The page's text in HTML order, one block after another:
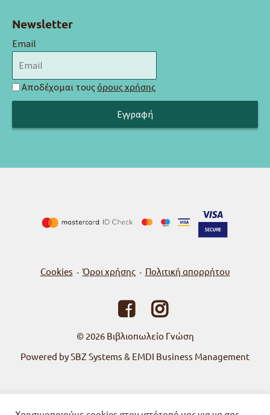
Newsletter
Email
Αποδέχομαι τους όρους χρήσης
Cookies - Όροι χρήσης - Πολιτική απορρήτου
© 2026 Βιβλιοπωλείο Γνώση
Powered by SBZ Systems & EMDI Business Management